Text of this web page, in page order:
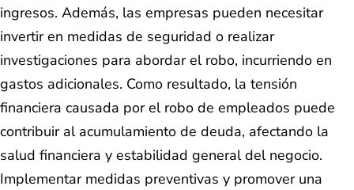
ingresos. Además, las empresas pueden necesitar
invertir en medidas de seguridad o realizar
investigaciones para abordar el robo, incurriendo en
gastos adicionales. Como resultado, la tensión
financiera causada por el robo de empleados puede
contribuir al acumulamiento de deuda, afectando la
salud financiera y estabilidad general del negocio.
Implementar medidas preventivas y promover una